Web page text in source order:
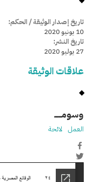
تاريخ إصدار الوثيقة / الحكم:
10 يونيو 2020
تاريخ النشر:
27 يوليو 2020
علاقات الوثيقة
وسومـــــ
العمل لائحة